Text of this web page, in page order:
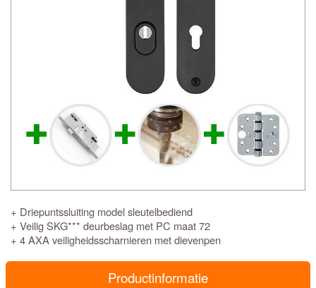
+ Driepuntssluiting model sleutelbediend
+ Veilig SKG*** deurbeslag met PC maat 72
+ 4 AXA veiligheidsscharnieren met dievenpen
Productinformatie